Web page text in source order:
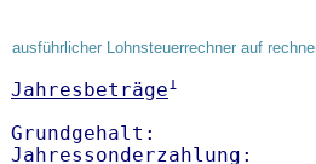
ausführlicher Lohnsteuerrechner auf
Jahresbeträge1
Grundgehalt: